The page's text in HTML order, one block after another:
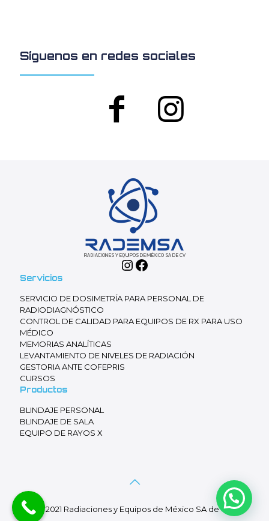
Síguenos en redes sociales
Instagram
Facebook
Servicios
SERVICIO DE DOSIMETRÍA PARA PERSONAL DE
RADIODIAGNÓSTICO
CONTROL DE CALIDAD PARA EQUIPOS DE RX PARA USO
MÉDICO
MEMORIAS ANALÍTICAS
LEVANTAMIENTO DE NIVELES DE RADIACIÓN
GESTORIA ANTE COFEPRIS
CURSOS
Productos
BLINDAJE PERSONAL
BLINDAJE DE SALA
EQUIPO DE RAYOS X
© 2021 Radiaciones y Equipos de México SA de CV